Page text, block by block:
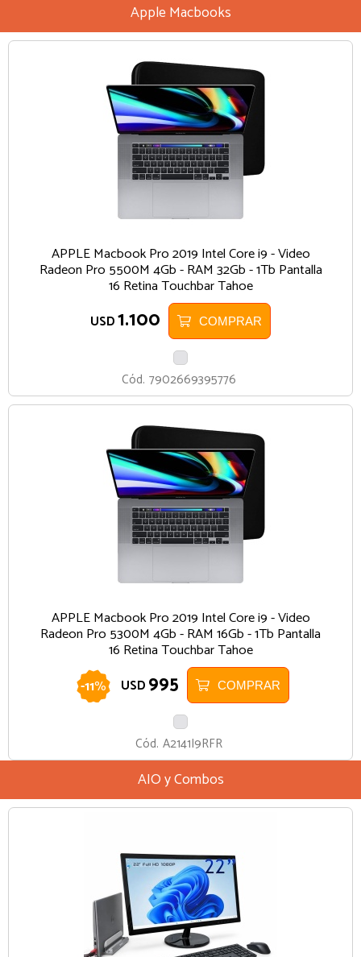
Apple Macbooks
APPLE Macbook Pro 2019 Intel Core i9 - Video
Radeon Pro 5500M 4Gb - RAM 32Gb - 1Tb Pantalla
16 Retina Touchbar Tahoe
USD1.100 COMPRAR
Cód. 7902669395776
APPLE Macbook Pro 2019 Intel Core i9 - Video
Radeon Pro 5300M 4Gb - RAM 16Gb - 1Tb Pantalla
16 Retina Touchbar Tahoe
-11% USD 995 COMPRAR
Cód. A2141I9RFR
AIO y Combos